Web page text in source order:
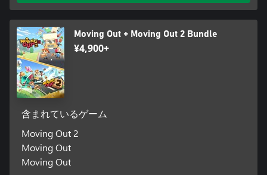
Moving Out + Moving Out 2 Bundle
¥4,900+
含まれているゲーム
Moving Out 2
Moving Out
Moving Out